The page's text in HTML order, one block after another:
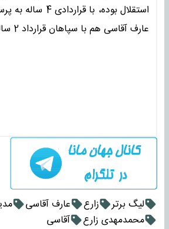
استقلال بوده، با
عارف آقاسی هم با سپاهان قرارداد 2 ساله امضا خواهد کرد.
لیگ برتر زارع عارف آقاسی
محمدمهدی زارع
آقاسی